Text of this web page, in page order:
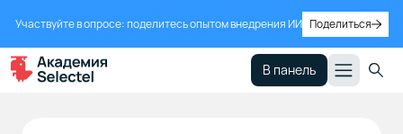
Участвуйте в опросе: поделитесь опытом внедрения ИИ Поделиться
В панель